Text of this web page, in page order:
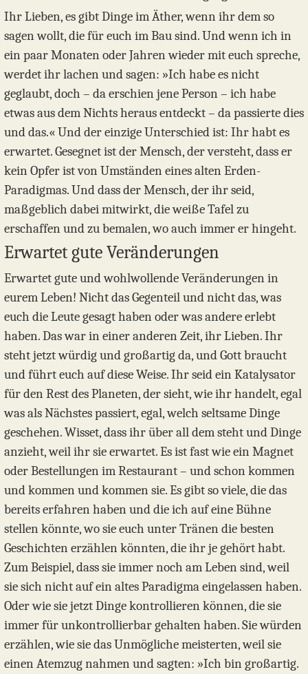
Ihr Lieben, es gibt Dinge im Äther, wenn ihr dem so
sagen wollt, die für euch im Bau sind. Und wenn ich in
ein paar Monaten oder Jahren wieder mit euch spreche,
werdet ihr lachen und sagen: »Ich habe es nicht
geglaubt, doch – da erschien jene Person – ich habe
etwas aus dem Nichts heraus entdeckt – da passierte dies
und das.« Und der einzige Unterschied ist: Ihr habt es
erwartet. Gesegnet ist der Mensch, der versteht, dass er
kein Opfer ist von Umständen eines alten Erden-
Paradigmas. Und dass der Mensch, der ihr seid,
maßgeblich dabei mitwirkt, die weiße Tafel zu
erschaffen und zu bemalen, wo auch immer er hingeht.
Erwartet gute Veränderungen
Erwartet gute und wohlwollende Veränderungen in
eurem Leben! Nicht das Gegenteil und nicht das, was
euch die Leute gesagt haben oder was andere erlebt
haben. Das war in einer anderen Zeit, ihr Lieben. Ihr
steht jetzt würdig und großartig da, und Gott braucht
und führt euch auf diese Weise. Ihr seid ein Katalysator
für den Rest des Planeten, der sieht, wie ihr handelt, egal
was als Nächstes passiert, egal, welch seltsame Dinge
geschehen. Wisset, dass ihr über all dem steht und Dinge
anzieht, weil ihr sie erwartet. Es ist fast wie ein Magnet
oder Bestellungen im Restaurant – und schon kommen
und kommen und kommen sie. Es gibt so viele, die das
bereits erfahren haben und die ich auf eine Bühne
stellen könnte, wo sie euch unter Tränen die besten
Geschichten erzählen könnten, die ihr je gehört habt.
Zum Beispiel, dass sie immer noch am Leben sind, weil
sie sich nicht auf ein altes Paradigma eingelassen haben.
Oder wie sie jetzt Dinge kontrollieren können, die sie
immer für unkontrollierbar gehalten haben. Sie würden
erzählen, wie sie das Unmögliche meisterten, weil sie
einen Atemzug nahmen und sagten: »Ich bin großartig.